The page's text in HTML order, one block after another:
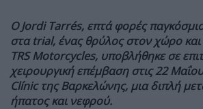
ΟJordi Tarrés, επτά φορές
σταtrial, ένας θρύλος στον χώρο
TRSMotorcycles, υποβλήθηκε σε
χειρουργική επέμβαση στις 22
Clínic της Βαρκελώνης, μια διπλή
ήπατος και νεφρού.